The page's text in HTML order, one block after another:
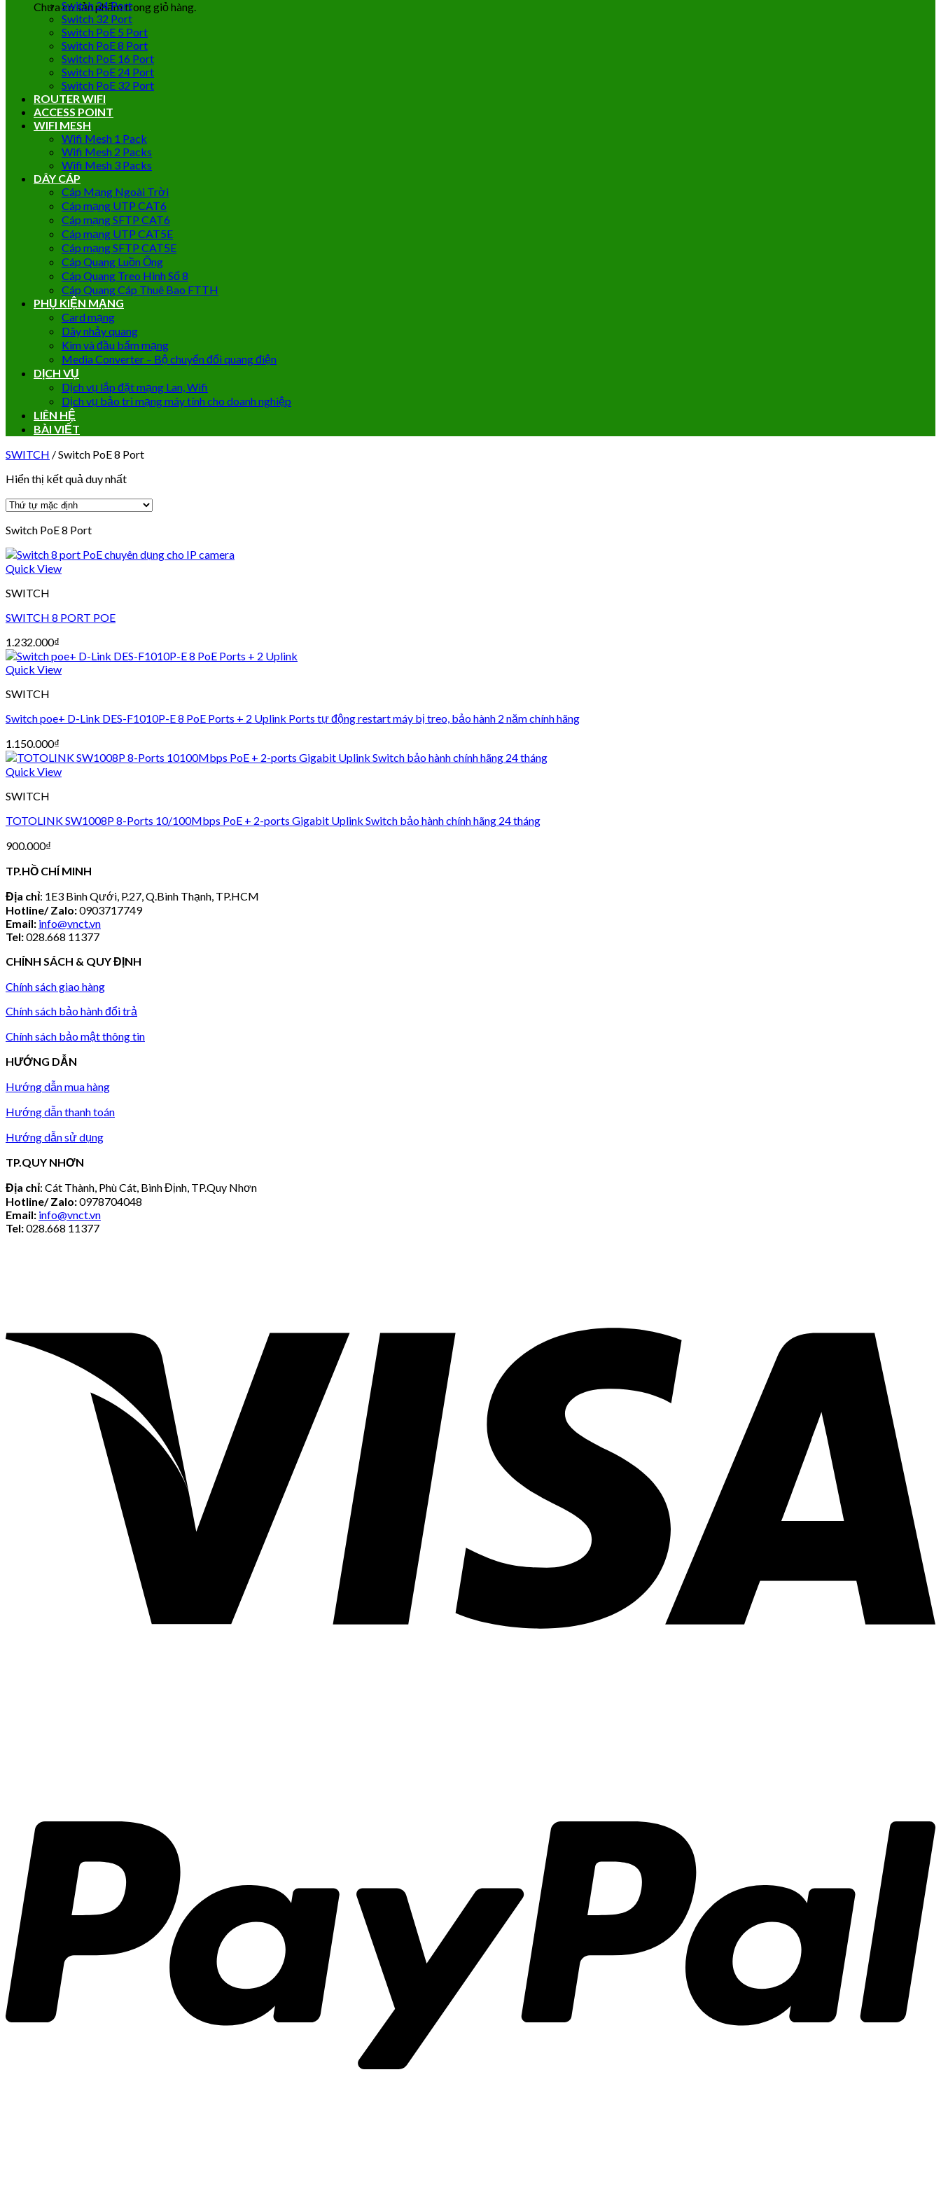
Chưa có sản phẩm trong giỏ hàng.
Switch 24 Port
Switch 32 Port
Switch PoE 5 Port
Switch PoE 8 Port
Switch PoE 16 Port
Switch PoE 24 Port
Switch PoE 32 Port
ROUTER WIFI
ACCESS POINT
WIFI MESH
Wifi Mesh 1 Pack
Wifi Mesh 2 Packs
Wifi Mesh 3 Packs
DÂY CÁP
Cáp Mạng Ngoài Trời
Cáp mạng UTP CAT6
Cáp mạng SFTP CAT6
Cáp mạng UTP CAT5E
Cáp mạng SFTP CAT5E
Cáp Quang Luồn Ống
Cáp Quang Treo Hình Số 8
Cáp Quang Cáp Thuê Bao FTTH
PHỤ KIỆN MẠNG
Card mạng
Dây nhảy quang
Kìm và đầu bấm mạng
Media Converter – Bộ chuyển đổi quang điện
DỊCH VỤ
Dịch vụ lắp đặt mạng Lan, Wifi
Dịch vụ bảo trì mạng máy tính cho doanh nghiệp
LIÊN HỆ
BÀI VIẾT
SWITCH /Switch PoE 8 Port
Hiển thị kết quả duy nhất
Switch PoE 8 Port
Quick View
SWITCH
SWITCH 8 PORT POE
1.232.000₫
Quick View
SWITCH
Switch poe+ D-Link DES-F1010P-E 8 PoE Ports + 2 Uplink Ports tự động restart máy bị treo, bảo hành 2 năm chính hãng
1.150.000₫
Quick View
SWITCH
TOTOLINK SW1008P 8-Ports 10/100Mbps PoE + 2-ports Gigabit Uplink Switch bảo hành chính hãng 24 tháng
900.000₫
TP.HỒ CHÍ MINH
Địa chỉ: 1E3 Bình Qưới, P.27, Q.Bình Thạnh, TP.HCM
Hotline/ Zalo:0903717749
Email: info@vnct.vn
Tel:028.668 11377
CHÍNH SÁCH & QUY ĐỊNH
Chính sách giao hàng
Chính sách bảo hành đổi trả
Chính sách bảo mật thông tin
HƯỚNG DẪN
Hướng dẫn mua hàng
Hướng dẫn thanh toán
Hướng dẫn sử dụng
TP.QUY NHƠN
Địa chỉ: Cát Thành, Phù Cát, Bình Định, TP.Quy Nhơn
Hotline/ Zalo:0978704048
Email: info@vnct.vn
Tel:028.668 11377